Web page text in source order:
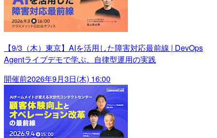
【9/3（木）東京】AIを活用した障害対応最前線 | DevOps
Agentライブデモで学ぶ、自律型運用の実践
開催前2026年9月3日(木) 16:00